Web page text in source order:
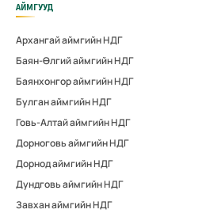
АЙМГУУД
Архангай аймгийн НДГ
Баян-Өлгий аймгийн НДГ
Баянхонгор аймгийн НДГ
Булган аймгийн НДГ
Говь-Алтай аймгийн НДГ
Дорноговь аймгийн НДГ
Дорнод аймгийн НДГ
Дундговь аймгийн НДГ
Завхан аймгийн НДГ